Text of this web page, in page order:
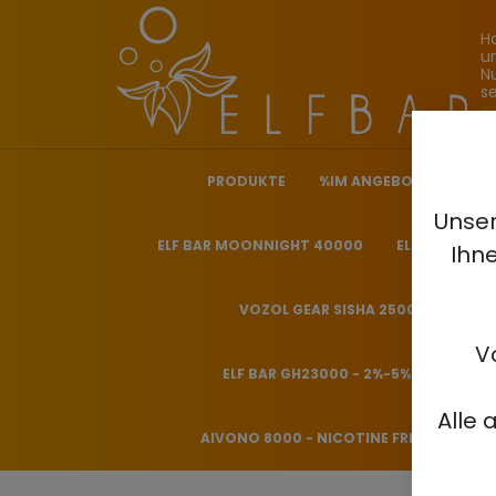
Alle
PRODUKTE %IM ANGEBOT%
ELF BAR MOONNIGHT 40000 ELF BAR
VOZOL GEAR SISHA 25000 - 0.5%
ELF BAR GH23000 - 2%-5%
AIVONO 8000 - NICOTINE FREE 0%